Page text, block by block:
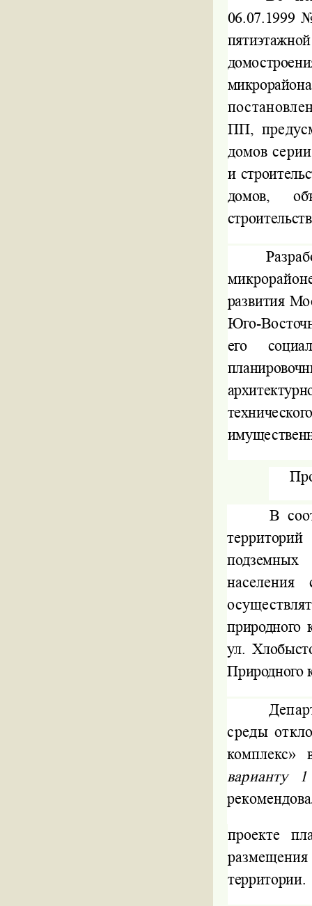
06.07.1999
ПП,
домов
и
домов,
развития
Юго-
его
В
подземных
населения
ул.
Природного
среды
комплекс»
варианту
проекте
территории.